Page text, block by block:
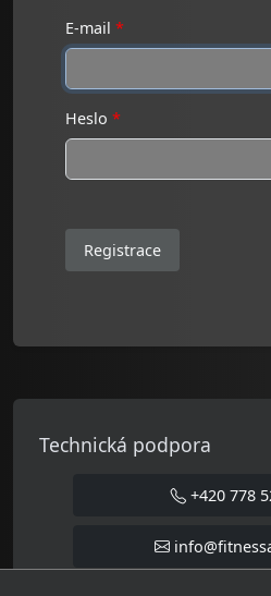
E-mail
Heslo
Registrace
Technická podpora
+420 778